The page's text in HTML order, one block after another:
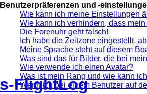
s-FlightLog
Benutzerpräferenzen und -
Wie kann ich meine Einstellungen
Wie kann ich verhindern, dass
Die Forenuhr geht falsch!
Ich habe die Zeitzone eingestellt,
Meine Sprache steht auf diesem
Was sind das für Bilder, die bei
Wie verwende ich einen Avatar?
Was ist mein Rang und wie kann
Wenn ich bei einem Benutzer auf